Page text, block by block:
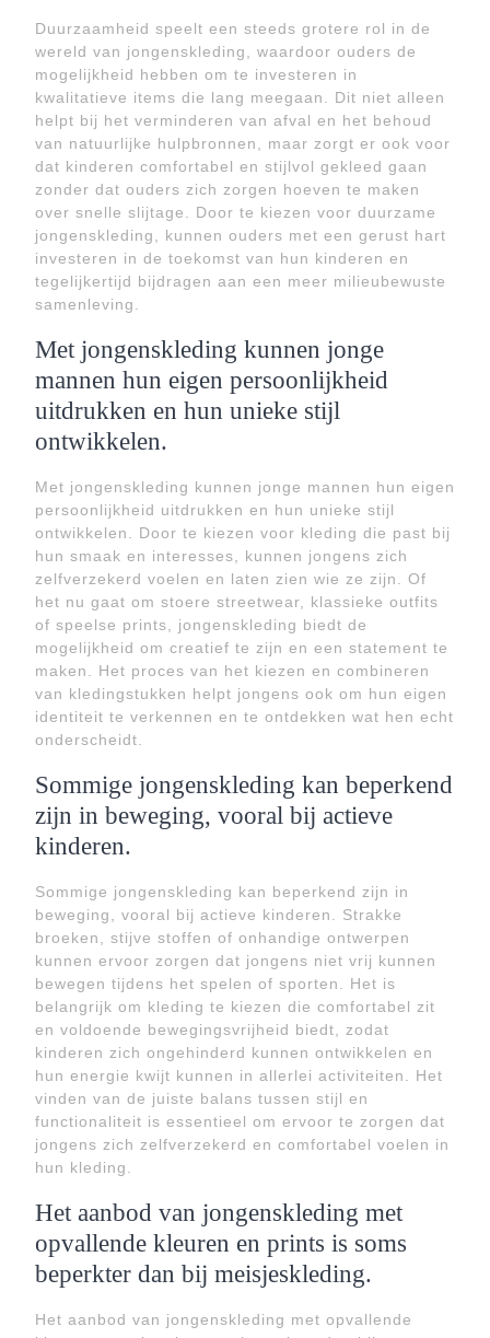
Duurzaamheid speelt een steeds grotere rol in de
wereld van jongenskleding, waardoor ouders de
mogelijkheid hebben om te investeren in
kwalitatieve items die lang meegaan. Dit niet alleen
helpt bij het verminderen van afval en het behoud
van natuurlijke hulpbronnen, maar zorgt er ook voor
dat kinderen comfortabel en stijlvol gekleed gaan
zonder dat ouders zich zorgen hoeven te maken
over snelle slijtage. Door te kiezen voor duurzame
jongenskleding, kunnen ouders met een gerust hart
investeren in de toekomst van hun kinderen en
tegelijkertijd bijdragen aan een meer milieubewuste
samenleving.
Met jongenskleding kunnen jonge
mannen hun eigen persoonlijkheid
uitdrukken en hun unieke stijl
ontwikkelen.
Met jongenskleding kunnen jonge mannen hun eigen
persoonlijkheid uitdrukken en hun unieke stijl
ontwikkelen. Door te kiezen voor kleding die past bij
hun smaak en interesses, kunnen jongens zich
zelfverzekerd voelen en laten zien wie ze zijn. Of
het nu gaat om stoere streetwear, klassieke outfits
of speelse prints, jongenskleding biedt de
mogelijkheid om creatief te zijn en een statement te
maken. Het proces van het kiezen en combineren
van kledingstukken helpt jongens ook om hun eigen
identiteit te verkennen en te ontdekken wat hen echt
onderscheidt.
Sommige jongenskleding kan beperkend
zijn in beweging, vooral bij actieve
kinderen.
Sommige jongenskleding kan beperkend zijn in
beweging, vooral bij actieve kinderen. Strakke
broeken, stijve stoffen of onhandige ontwerpen
kunnen ervoor zorgen dat jongens niet vrij kunnen
bewegen tijdens het spelen of sporten. Het is
belangrijk om kleding te kiezen die comfortabel zit
en voldoende bewegingsvrijheid biedt, zodat
kinderen zich ongehinderd kunnen ontwikkelen en
hun energie kwijt kunnen in allerlei activiteiten. Het
vinden van de juiste balans tussen stijl en
functionaliteit is essentieel om ervoor te zorgen dat
jongens zich zelfverzekerd en comfortabel voelen in
hun kleding.
Het aanbod van jongenskleding met
opvallende kleuren en prints is soms
beperkter dan bij meisjeskleding.
Het aanbod van jongenskleding met opvallende